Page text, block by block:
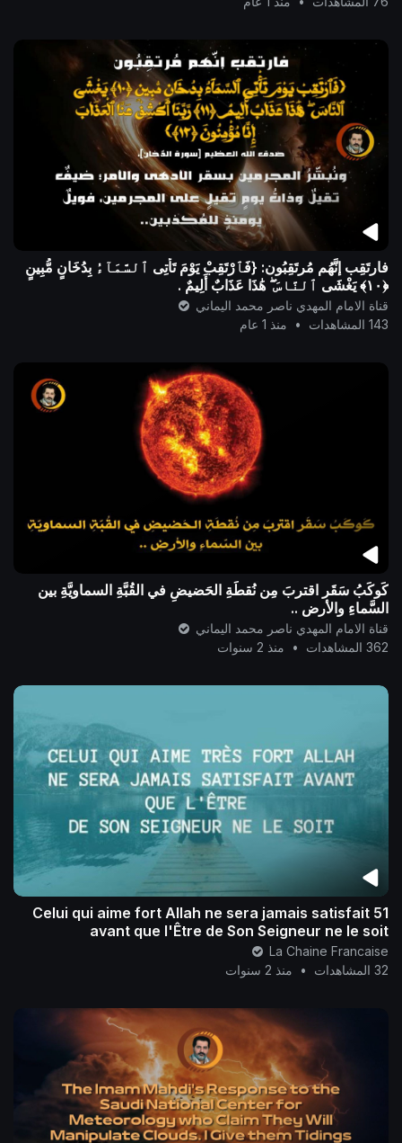
فارتَقِب إنَّهُم مُرتَقِبُون: {فَٱرْتَقِبْ يَوْمَ تَأْتِى ٱلسَّمَآءُ بِدُخَانٍ مُّبِينٍ
قناة الامام المهدي ناصر محمد اليماني
143 المشاهدات
• منذ 1 عام
كَوكَبُ سَقَر اقتربَ مِن نُقطَةِ الحَضيضِ في القُبَّةِ السماويَّةِ بين
السَّماءِ والأرضِ ..
قناة الامام المهدي ناصر محمد اليماني
362 المشاهدات
• منذ 2 سنوات
51 Celui qui aime fort Allah ne sera jamais satisfait
avant que l'Être de Son Seigneur ne le soit
La Chaine Francaise
32 المشاهدات
• منذ 2 سنوات